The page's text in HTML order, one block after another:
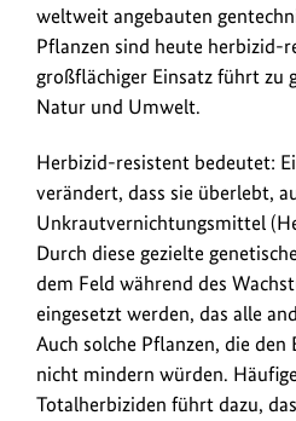
weltweit angebauten
Pflanzen sind heute herbizid-
großflächiger Einsatz führt zu
Natur und Umwelt.
Herbizid-resistent bedeutet:
verändert, dass sie überlebt,
Unkrautvernichtungsmittel
Durch diese gezielte
dem Feld während des
eingesetzt werden, das alle
Auch solche Pflanzen, die
nicht mindern würden.
Totalherbiziden führt dazu,